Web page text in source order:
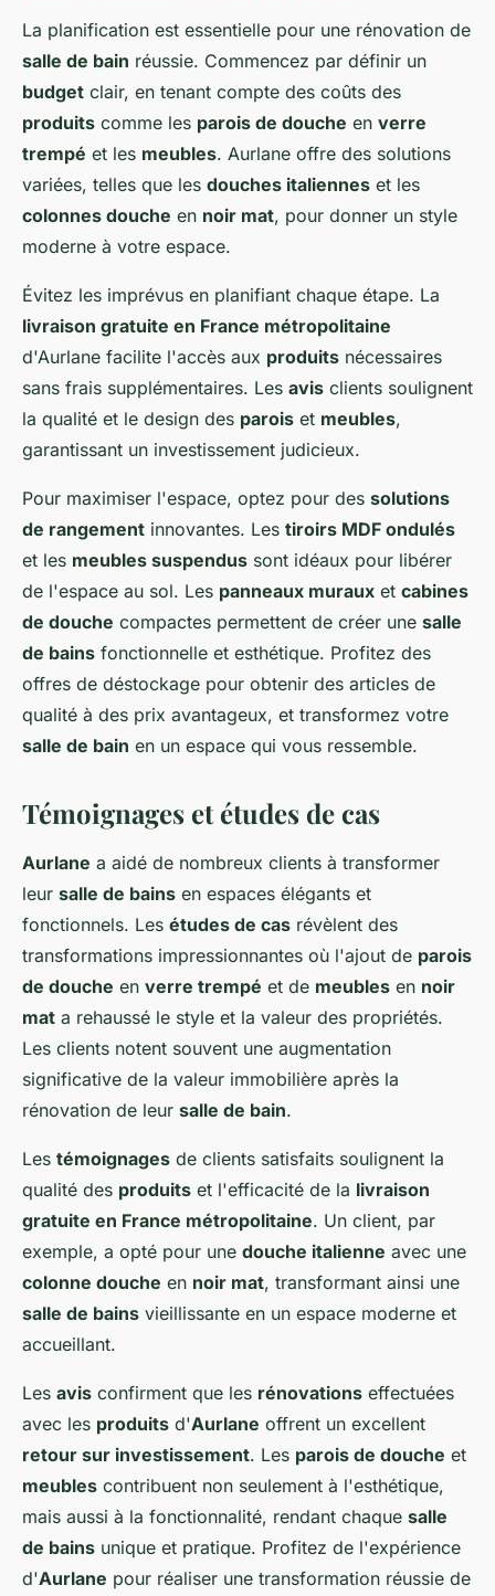
La planification est essentielle pour une rénovation de
salle de bain réussie. Commencez par définir un
budget clair, en tenant compte des coûts des
produits comme les parois de douche en verre
trempé et les meubles. Aurlane offre des solutions
variées, telles que les douches italiennes et les
colonnes douche en noir mat, pour donner un style
moderne à votre espace.
Évitez les imprévus en planifiant chaque étape. La
livraison gratuite en France métropolitaine
d'Aurlane facilite l'accès aux produits nécessaires
sans frais supplémentaires. Les avis clients soulignent
la qualité et le design des parois et meubles,
garantissant un investissement judicieux.
Pour maximiser l'espace, optez pour des solutions
de rangement innovantes. Les tiroirs MDF ondulés
et les meubles suspendus sont idéaux pour libérer
de l'espace au sol. Les panneaux muraux et cabines
de douche compactes permettent de créer une salle
de bains fonctionnelle et esthétique. Profitez des
offres de déstockage pour obtenir des articles de
qualité à des prix avantageux, et transformez votre
salle de bain en un espace qui vous ressemble.
Témoignages et études de cas
Aurlane a aidé de nombreux clients à transformer
leur salle de bains en espaces élégants et
fonctionnels. Les études de cas révèlent des
transformations impressionnantes où l'ajout de parois
de douche en verre trempé et de meubles en noir
mat a rehaussé le style et la valeur des propriétés.
Les clients notent souvent une augmentation
significative de la valeur immobilière après la
rénovation de leur salle de bain.
Les témoignages de clients satisfaits soulignent la
qualité des produits et l'efficacité de la livraison
gratuite en France métropolitaine. Un client, par
exemple, a opté pour une douche italienne avec une
colonne douche en noir mat, transformant ainsi une
salle de bains vieillissante en un espace moderne et
accueillant.
Les avis confirment que les rénovations effectuées
avec les produits d'Aurlane offrent un excellent
retour sur investissement. Les parois de douche et
meubles contribuent non seulement à l'esthétique,
mais aussi à la fonctionnalité, rendant chaque salle
de bains unique et pratique. Profitez de l'expérience
d'Aurlane pour réaliser une transformation réussie de